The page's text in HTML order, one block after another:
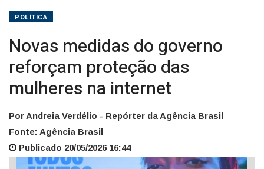
POLÍTICA
Novas medidas do governo
reforçam proteção das
mulheres na internet
Por Andreia Verdélio - Repórter da Agência Brasil
Fonte: Agência Brasil
Publicado 20/05/2026 16:44